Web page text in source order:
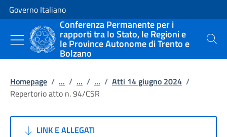
Vai al contenuto
Vai alla navigazione del sito
Governo Italiano
Conferenza Permanente per i
rapporti tra lo Stato, le Regioni e
le Province Autonome di Trento e
Bolzano
Cerca
Homepage / ... / ... / ... / Atti 14 giugno 2024 /
Repertorio atto n. 94/CSR
LINK E ALLEGATI